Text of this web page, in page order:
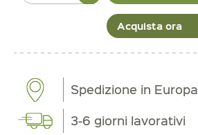
Acquista ora
Spedizione in Europa
3-6 giorni lavorativi